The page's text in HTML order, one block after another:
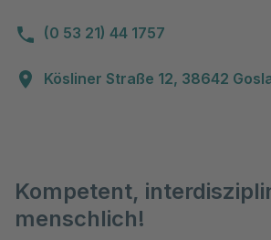
(0 53 21) 44 1757
Kösliner Straße 12, 38642
Kompetent,
menschlich!